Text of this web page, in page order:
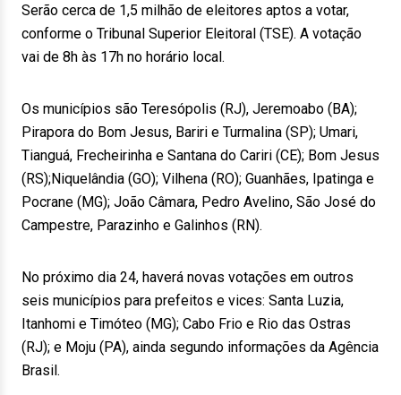
Serão cerca de 1,5 milhão de eleitores aptos a votar,
conforme o Tribunal Superior Eleitoral (TSE). A votação
vai de 8h às 17h no horário local.
Os municípios são Teresópolis (RJ), Jeremoabo (BA);
Pirapora do Bom Jesus, Bariri e Turmalina (SP); Umari,
Tianguá, Frecheirinha e Santana do Cariri (CE); Bom Jesus
(RS);Niquelândia (GO); Vilhena (RO); Guanhães, Ipatinga e
Pocrane (MG); João Câmara, Pedro Avelino, São José do
Campestre, Parazinho e Galinhos (RN).
No próximo dia 24, haverá novas votações em outros
seis municípios para prefeitos e vices: Santa Luzia,
Itanhomi e Timóteo (MG); Cabo Frio e Rio das Ostras
(RJ); e Moju (PA), ainda segundo informações da Agência
Brasil.